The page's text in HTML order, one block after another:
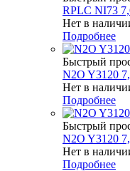
RPLC NI73
Нет в
Подробнее
Быстрый
N2O Y3120
Нет в
Подробнее
Быстрый
N2O Y3120
Нет в
Подробнее